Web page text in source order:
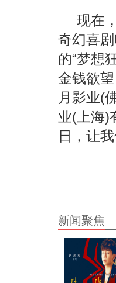
现在
奇幻喜
的“梦想
金钱欲
月影业(
业(上海)
日，让
新闻聚焦